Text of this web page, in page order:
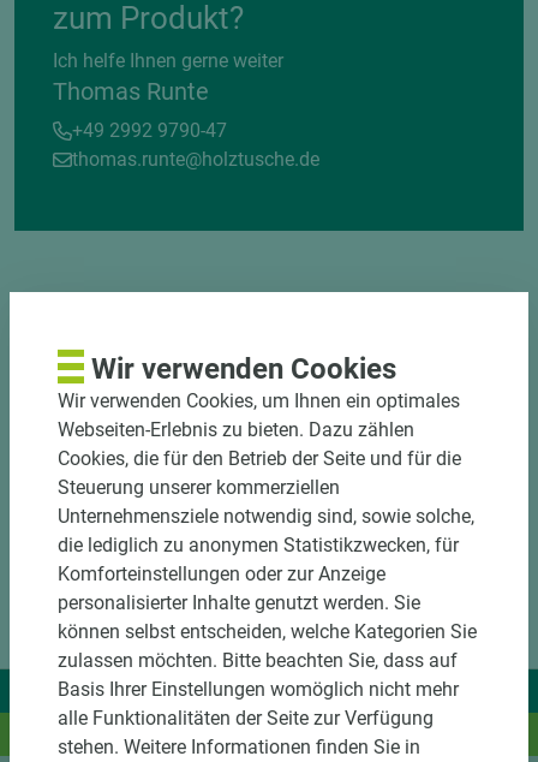
zum Produkt?
Ich helfe Ihnen gerne weiter
Thomas Runte
+49 2992 9790-47
thomas.runte@holztusche.de
DOWNLOADS
Wir liefern Ideen.
Und das passende Holz dazu.
Wir verwenden Cookies
Wir verwenden Cookies, um Ihnen ein optimales
Webseiten-Erlebnis zu bieten. Dazu zählen
Cookies, die für den Betrieb der Seite und für die
Steuerung unserer kommerziellen
Unternehmensziele notwendig sind, sowie solche,
die lediglich zu anonymen Statistikzwecken, für
Komforteinstellungen oder zur Anzeige
personalisierter Inhalte genutzt werden. Sie
können selbst entscheiden, welche Kategorien Sie
zulassen möchten. Bitte beachten Sie, dass auf
Basis Ihrer Einstellungen womöglich nicht mehr
alle Funktionalitäten der Seite zur Verfügung
stehen. Weitere Informationen finden Sie in